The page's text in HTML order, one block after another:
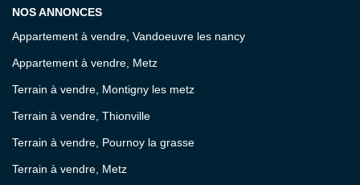
NOS ANNONCES
Appartement à vendre, Vandoeuvre les nancy
Appartement à vendre, Metz
Terrain à vendre, Montigny les metz
Terrain à vendre, Thionville
Terrain à vendre, Pournoy la grasse
Terrain à vendre, Metz